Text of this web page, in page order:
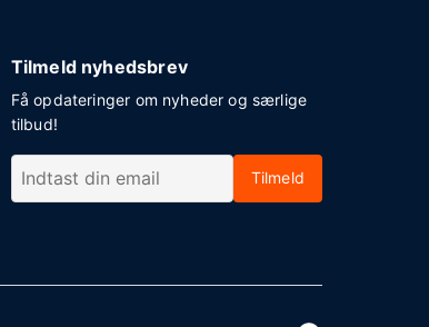
Tilmeld nyhedsbrev
Få opdateringer om nyheder og særlige
tilbud!
Tilmeld